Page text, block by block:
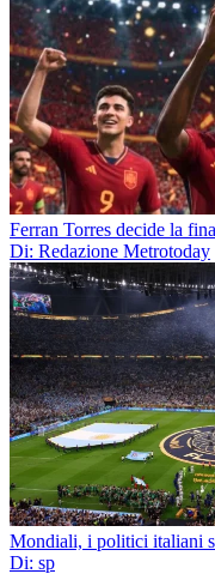
Ferran Torres decide la
Di: Redazione Metrotoday
Mondiali, i politici italiani
Di: sp